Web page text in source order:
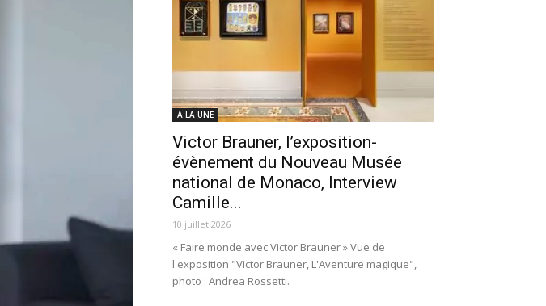
A LA UNE
Victor Brauner, l’exposition-
évènement du Nouveau Musée
national de Monaco, Interview
Camille...
10 juillet 2026
« Faire monde avec Victor Brauner » Vue de
l'exposition "Victor Brauner, L'Aventure magique",
photo : Andrea Rossetti.